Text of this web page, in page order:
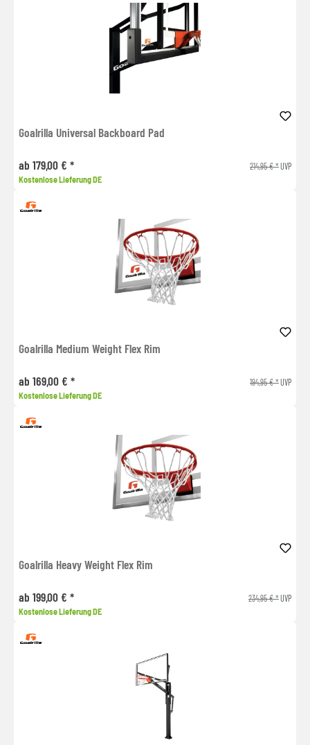
Goalrilla Universal Backboard Pad
ab 179,00 € * 214,95 € *UVP
Kostenlose Lieferung DE
Goalrilla Medium Weight Flex Rim
ab 169,00 € * 194,95 € *UVP
Kostenlose Lieferung DE
Goalrilla Heavy Weight Flex Rim
ab 199,00 € * 234,95 € *UVP
Kostenlose Lieferung DE